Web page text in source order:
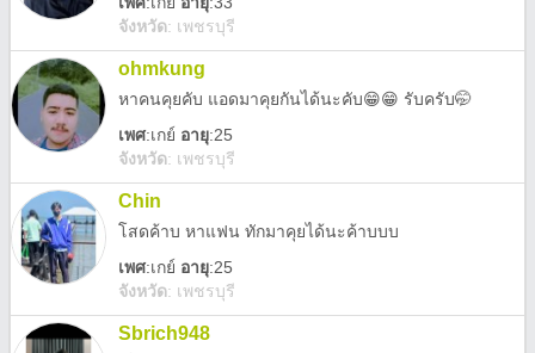
จังหวัด: เพชรบุรี
ohmkung
หาคนคุยคับ แอดมาคุยกันได้นะคับ😁😁 รับครับ🤭
เพศ:เกย์ อายุ:25
จังหวัด: เพชรบุรี
Chin
โสดค้าบ หาแฟน ทักมาคุยได้นะค้าบบบ
เพศ:เกย์ อายุ:25
จังหวัด: เพชรบุรี
Sbrich948